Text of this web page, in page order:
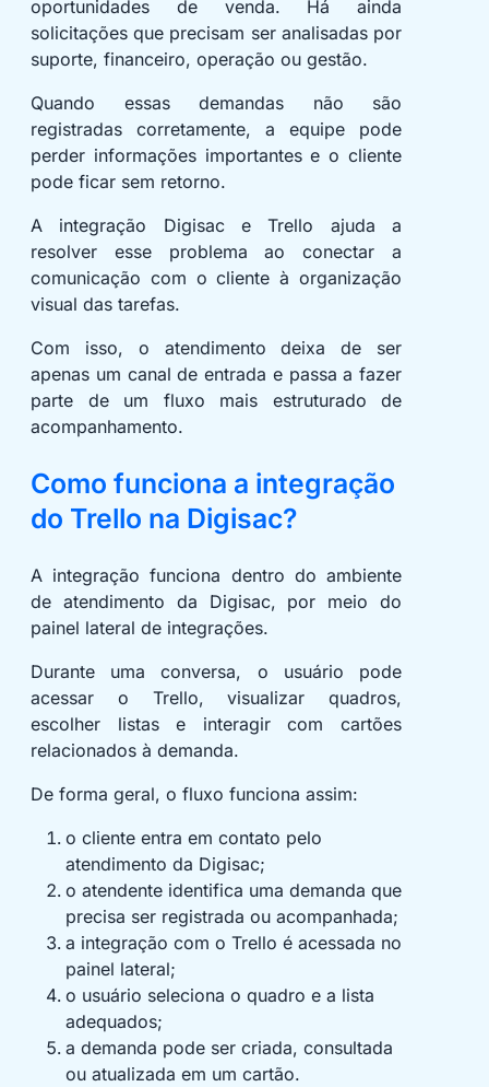
oportunidades de venda. Há ainda
solicitações que precisam ser analisadas por
suporte, financeiro, operação ou gestão.
Quando essas demandas não são
registradas corretamente, a equipe pode
perder informações importantes e o cliente
pode ficar sem retorno.
A integração Digisac e Trello ajuda a
resolver esse problema ao conectar a
comunicação com o cliente à organização
visual das tarefas.
Com isso, o atendimento deixa de ser
apenas um canal de entrada e passa a fazer
parte de um fluxo mais estruturado de
acompanhamento.
Como funciona a integração
do Trello na Digisac?
A integração funciona dentro do ambiente
de atendimento da Digisac, por meio do
painel lateral de integrações.
Durante uma conversa, o usuário pode
acessar o Trello, visualizar quadros,
escolher listas e interagir com cartões
relacionados à demanda.
De forma geral, o fluxo funciona assim:
o cliente entra em contato pelo
atendimento da Digisac;
o atendente identifica uma demanda que
precisa ser registrada ou acompanhada;
a integração com o Trello é acessada no
painel lateral;
o usuário seleciona o quadro e a lista
adequados;
a demanda pode ser criada, consultada
ou atualizada em um cartão.